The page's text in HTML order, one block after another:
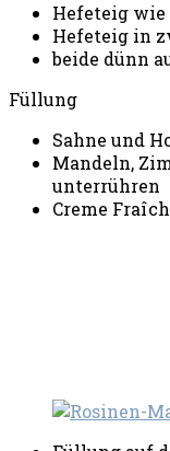
Hefeteig wie
Hefeteig in
beide dünn
Füllung
Sahne und
Mandeln,
unterrühren
Creme